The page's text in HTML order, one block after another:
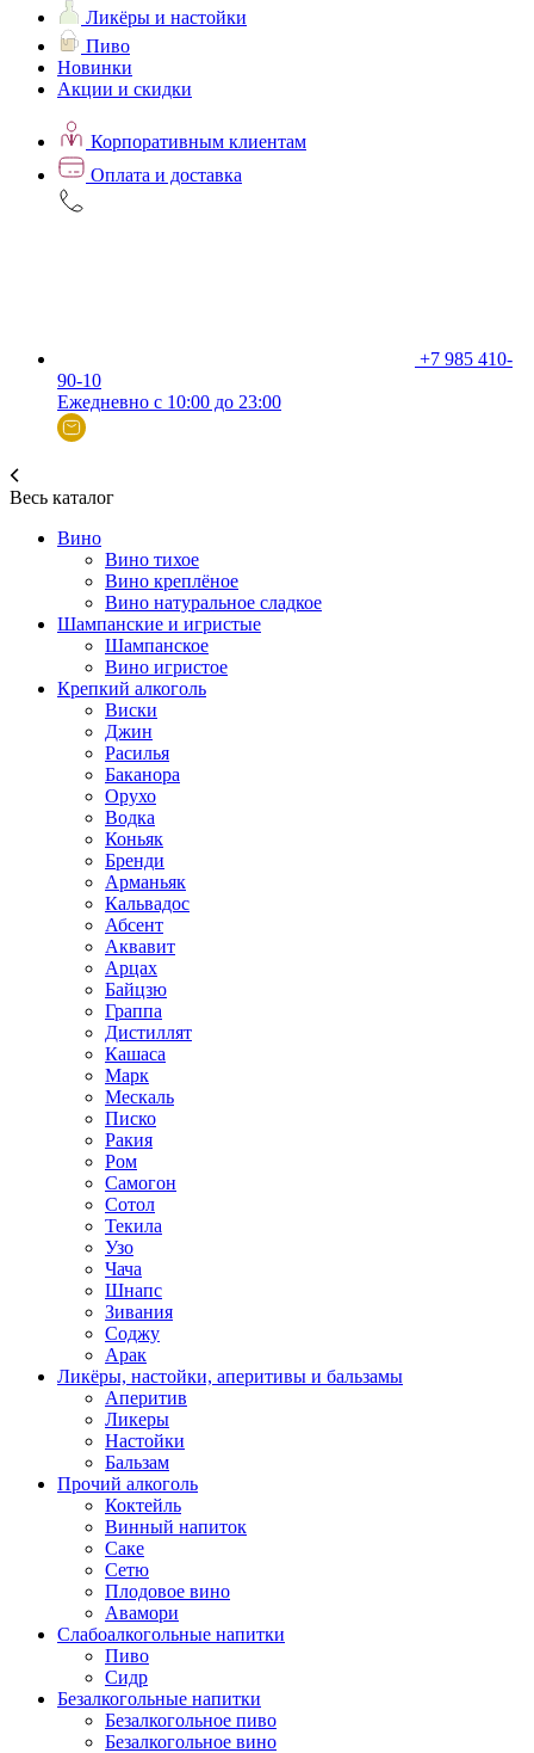
Ликёры и настойки
Пиво
Новинки
Акции и скидки
Корпоративным клиентам
Оплата и доставка
+7 985 410-
90-10
Ежедневно с 10:00 до 23:00
Весь каталог
Вино
Вино тихое
Вино креплёное
Вино натуральное сладкое
Шампанские и игристые
Шампанское
Вино игристое
Крепкий алкоголь
Виски
Джин
Расилья
Баканора
Орухо
Водка
Коньяк
Бренди
Арманьяк
Кальвадос
Абсент
Аквавит
Арцах
Байцзю
Граппа
Дистиллят
Кашаса
Марк
Мескаль
Писко
Ракия
Ром
Самогон
Сотол
Текила
Узо
Чача
Шнапс
Зивания
Соджу
Арак
Ликёры, настойки, аперитивы и бальзамы
Аперитив
Ликеры
Настойки
Бальзам
Прочий алкоголь
Коктейль
Винный напиток
Саке
Сетю
Плодовое вино
Авамори
Слабоалкогольные напитки
Пиво
Сидр
Безалкогольные напитки
Безалкогольное пиво
Безалкогольное вино